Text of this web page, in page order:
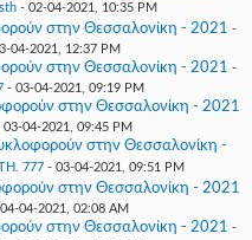
- 02-04-2021, 10:35 PM
στην Θεσσαλονίκη - 2021 -
04-2021, 12:37 PM
στην Θεσσαλονίκη - 2021 -
- 03-04-2021, 09:19 PM
στην Θεσσαλονίκη - 2021
03-04-2021, 09:45 PM
στην Θεσσαλονίκη -
777- 03-04-2021, 09:51 PM
στην Θεσσαλονίκη - 2021
04-2021, 02:08 AM
στην Θεσσαλονίκη - 2021 -